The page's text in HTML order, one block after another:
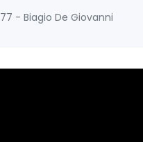
77 - Biagio De Giovanni